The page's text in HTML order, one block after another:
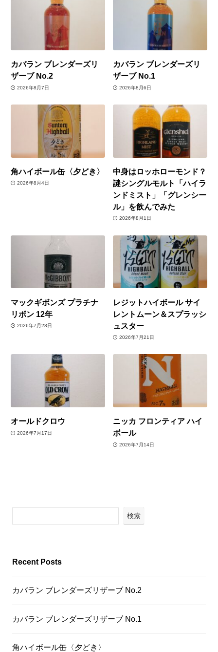
カバラン ブレンダーズリ
ザーブ No.2
2026年8月7日
カバラン ブレンダーズリ
ザーブ No.1
2026年8月6日
角ハイボール缶〈夕どき〉
2026年8月4日
中身はロッホローモンド？
謎シングルモルト「ハイラ
ンドミスト」「グレンシー
ル」を飲んでみた
2026年8月1日
マックギボンズ プラチナ
リボン 12年
2026年7月28日
レジットハイボール サイ
レントムーン＆スプラッシ
ュスター
2026年7月21日
オールドクロウ
2026年7月17日
ニッカ フロンティア ハイ
ボール
2026年7月14日
検索
Recent Posts
カバラン ブレンダーズリザーブ No.2
カバラン ブレンダーズリザーブ No.1
角ハイボール缶〈夕どき〉